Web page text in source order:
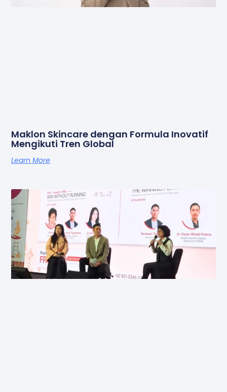
Maklon Skincare dengan Formula Inovatif
Mengikuti Tren Global
Learn More